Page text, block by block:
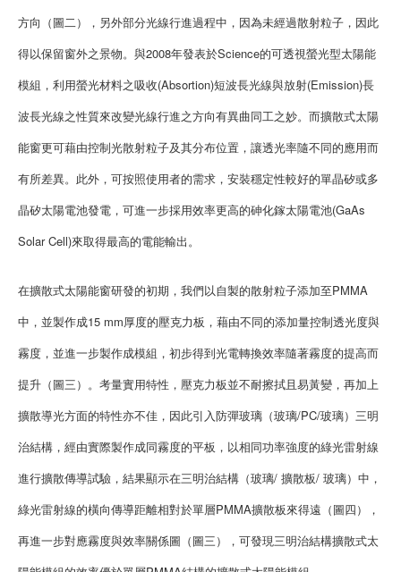
方向（圖二），另外部分光線行進過程中，因為未經過散射粒子，因此
得以保留窗外之景物。與2008年發表於Science的可透視螢光型太陽能
模組，利用螢光材料之吸收(Absortion)短波長光線與放射(Emission)長
波長光線之性質來改變光線行進之方向有異曲同工之妙。而擴散式太陽
能窗更可藉由控制光散射粒子及其分布位置，讓透光率隨不同的應用而
有所差異。此外，可按照使用者的需求，安裝穩定性較好的單晶矽或多
晶矽太陽電池發電，可進一步採用效率更高的砷化鎵太陽電池(GaAs
Solar Cell)來取得最高的電能輸出。
在擴散式太陽能窗研發的初期，我們以自製的散射粒子添加至PMMA
中，並製作成15 mm厚度的壓克力板，藉由不同的添加量控制透光度與
霧度，並進一步製作成模組，初步得到光電轉換效率隨著霧度的提高而
提升（圖三）。考量實用特性，壓克力板並不耐擦拭且易黃變，再加上
擴散導光方面的特性亦不佳，因此引入防彈玻璃（玻璃/PC/玻璃）三明
治結構，經由實際製作成同霧度的平板，以相同功率強度的綠光雷射線
進行擴散傳導試驗，結果顯示在三明治結構（玻璃/ 擴散板/ 玻璃）中，
綠光雷射線的橫向傳導距離相對於單層PMMA擴散板來得遠（圖四），
再進一步對應霧度與效率關係圖（圖三），可發現三明治結構擴散式太